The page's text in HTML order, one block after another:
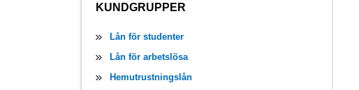
KUNDGRUPPER
Lån för studenter
Lån för arbetslösa
Hemutrustningslån